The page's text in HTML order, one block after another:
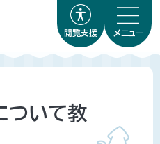
閲覧支援 メニュー
ついて教